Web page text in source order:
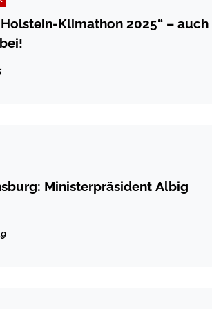
Klimathon 2025“ – auch
Ministerpräsident Albig